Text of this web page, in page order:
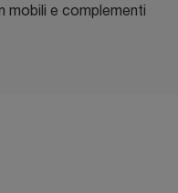
mobili e complementi